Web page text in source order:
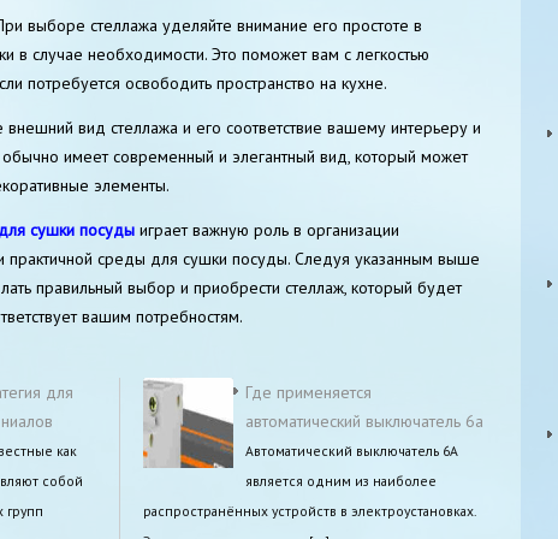
выборе стеллажа уделяйте внимание его простоте в
в случае необходимости. Это поможет вам с легкостью
потребуется освободить пространство на кухне.
внешний вид стеллажа и его соответствие вашему интерьеру и
имеет современный и элегантный вид, который может
элементы.
сушки посуды играет важную роль в организации
практичной среды для сушки посуды. Следуя указанным выше
правильный выбор и приобрести стеллаж, который будет
вашим потребностям.
для
как
собой
групп
Где применяется
автоматический выключатель 6а
Автоматический выключатель 6А
является одним из наиболее
распространённых устройств в электроустановках.